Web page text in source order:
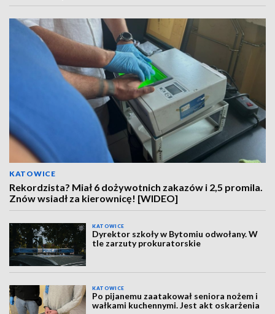
KATOWICE
Rekordzista? Miał 6 dożywotnich zakazów i 2,5 promila.
Znów wsiadł za kierownicę! [WIDEO]
KATOWICE
Dyrektor szkoły w Bytomiu odwołany. W
tle zarzuty prokuratorskie
KATOWICE
Po pijanemu zaatakował seniora nożem i
wałkami kuchennymi. Jest akt oskarżenia